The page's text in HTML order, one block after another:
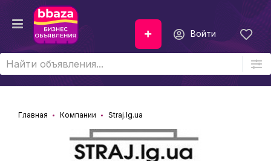
Войти
Главная Компании Straj.lg.ua